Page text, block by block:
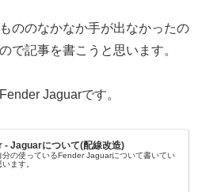
ののなかなか手が出なかったの
で記事を書こうと思います。
Jaguarです。
- Jaguarについて(配線改造)
分の使っているFender Jaguarについて書いてい
ます。